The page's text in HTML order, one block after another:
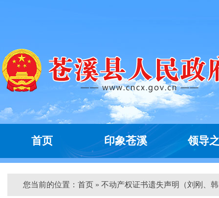
首页 印象苍溪 领导
您当前的位置： 首页 » 不动产权证书遗失声明（刘刚、